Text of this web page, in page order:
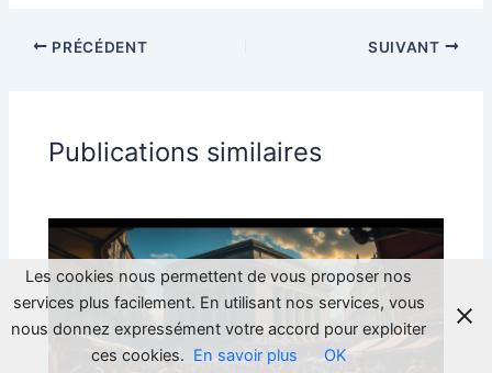
PRÉCÉDENT SUIVANT
Publications similaires
Les cookies nous permettent de vous proposer nos
services plus facilement. En utilisant nos services, vous
nous donnez expressément votre accord pour exploiter
ces cookies. En savoir plus OK